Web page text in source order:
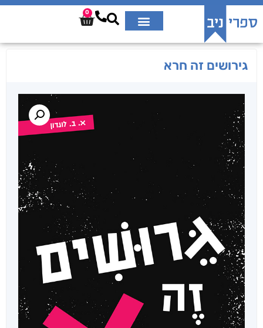
0
גירושים זה חרא